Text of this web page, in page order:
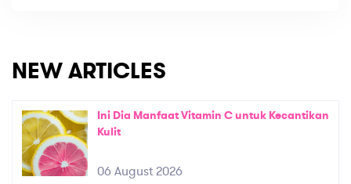
NEW ARTICLES
Ini Dia Manfaat Vitamin C untuk Kecantikan
Kulit
06 August 2026